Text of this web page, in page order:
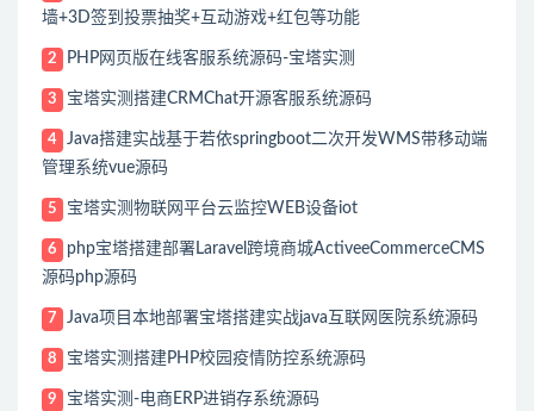
墙+3D签到投票抽奖+互动游戏+红包等功能
2 PHP网页版在线客服系统源码-宝塔实测
3 宝塔实测搭建CRMChat开源客服系统源码
4
Java搭建实战基于若依springboot二次开发WMS带移动端
管理系统vue源码
5 宝塔实测物联网平台云监控WEB设备iot
6
php宝塔搭建部署Laravel跨境商城ActiveeCommerceCMS
源码php源码
7 Java项目本地部署宝塔搭建实战java互联网医院系统源码
8 宝塔实测搭建PHP校园疫情防控系统源码
9 宝塔实测-电商ERP进销存系统源码